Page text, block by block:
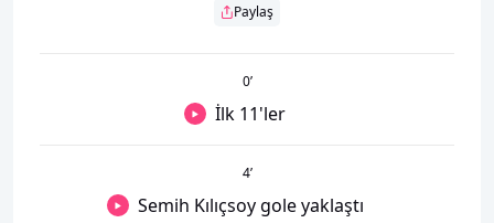
Paylaş
0’
İlk 11'ler
4’
Semih Kılıçsoy gole yaklaştı